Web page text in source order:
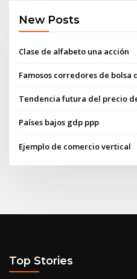
New Posts
Clase de alfabeto una acción
Famosos corredores de bolsa
Tendencia futura del precio
Países bajos gdp ppp
Ejemplo de comercio vertical
Top Stories